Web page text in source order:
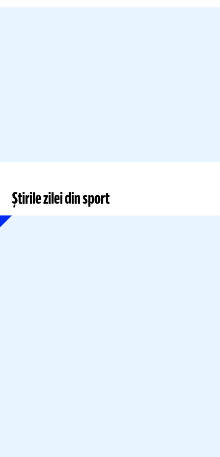
Știrile zilei din sport